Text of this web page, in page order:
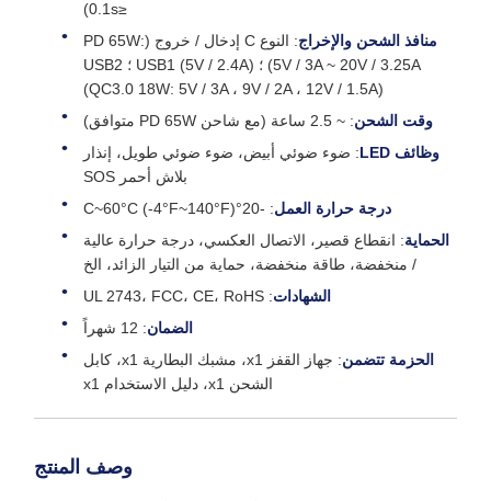
≤0.1s)
منافذ الشحن والإخراج
: النوع C إدخال / خروج (PD 65W:
5V / 3A ~ 20V / 3.25A) ؛ USB1 (5V / 2.4A) ؛ USB2
(QC3.0 18W: 5V / 3A ، 9V / 2A ، 12V / 1.5A)
وقت الشحن: ~ 2.5 ساعة (مع شاحن PD 65W متوافق)
وظائف LED
: ضوء ضوئي أبيض، ضوء ضوئي طويل، إنذار
بلاش أحمر SOS
درجة حرارة العمل: -20°C~60°C (-4°F~140°F)
الحماية: انقطاع قصير، الاتصال العكسي، درجة حرارة عالية
/ منخفضة، طاقة منخفضة، حماية من التيار الزائد، الخ
الشهادات: UL 2743، FCC، CE، RoHS
الضمان: 12 شهراً
الحزمة تتضمن
: جهاز القفز x1، مشبك البطارية x1، كابل
الشحن x1، دليل الاستخدام x1
وصف المنتج